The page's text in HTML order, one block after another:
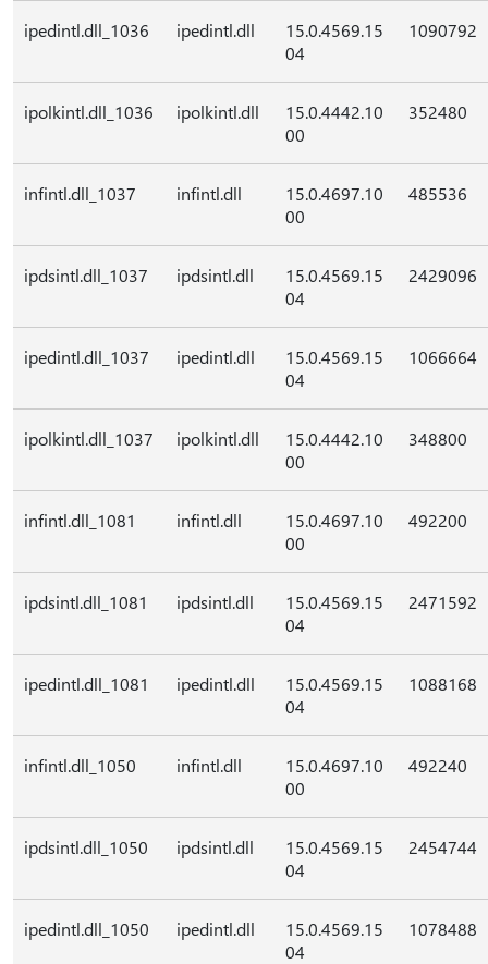
ipedintl.dll_1036 ipedintl.dll
15.0.4569.15
04
1090792
ipolkintl.dll_1036 ipolkintl.dll
15.0.4442.10
00
352480
infintl.dll_1037 infintl.dll
15.0.4697.10
00
485536
ipdsintl.dll_1037 ipdsintl.dll
15.0.4569.15
04
2429096
ipedintl.dll_1037 ipedintl.dll
15.0.4569.15
04
1066664
ipolkintl.dll_1037 ipolkintl.dll
15.0.4442.10
00
348800
infintl.dll_1081 infintl.dll
15.0.4697.10
00
492200
ipdsintl.dll_1081 ipdsintl.dll
15.0.4569.15
04
2471592
ipedintl.dll_1081 ipedintl.dll
15.0.4569.15
04
1088168
infintl.dll_1050 infintl.dll
15.0.4697.10
00
492240
ipdsintl.dll_1050 ipdsintl.dll
15.0.4569.15
04
2454744
ipedintl.dll_1050 ipedintl.dll
15.0.4569.15
04
1078488